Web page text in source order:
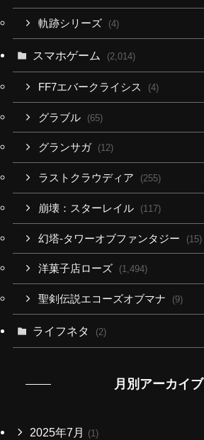
軌跡シリーズ (4)
スマホゲーム (2,014)
FF7エバークライシス (4)
グラブル (65)
グランサガ (12)
ラストクラウディア (255)
崩壊：スターレイル (117)
幻塔-タワーオブファンタジー (15)
洋菓子店ローズ (1,494)
聖剣伝説エコーズオブマナ (9)
ライフネタ (2)
月別アーカイブ
2025年7月 (1)